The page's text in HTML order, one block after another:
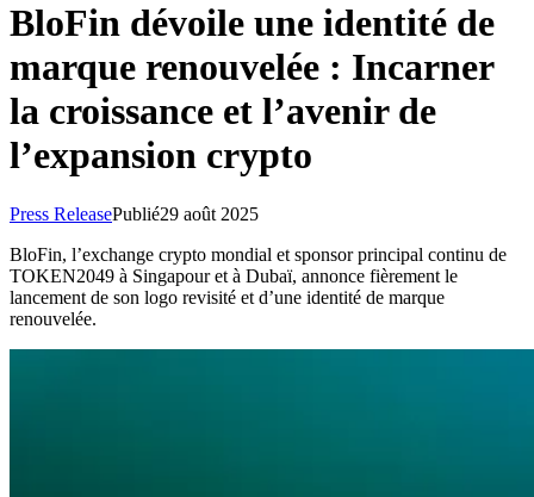
BloFin dévoile une identité de
marque renouvelée : Incarner
la croissance et l’avenir de
l’expansion crypto
Press ReleasePublié29 août 2025
BloFin, l’exchange crypto mondial et sponsor principal continu de
TOKEN2049 à Singapour et à Dubaï, annonce fièrement le
lancement de son logo revisité et d’une identité de marque
renouvelée.